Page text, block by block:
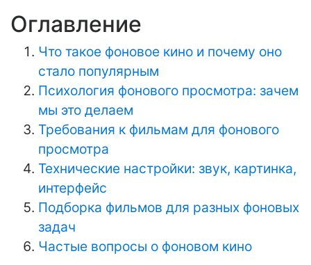
Оглавление
Что такое фоновое кино и почему оно
стало популярным
Психология фонового просмотра: зачем
мы это делаем
Требования к фильмам для фонового
просмотра
Технические настройки: звук, картинка,
интерфейс
Подборка фильмов для разных фоновых
задач
Частые вопросы о фоновом кино